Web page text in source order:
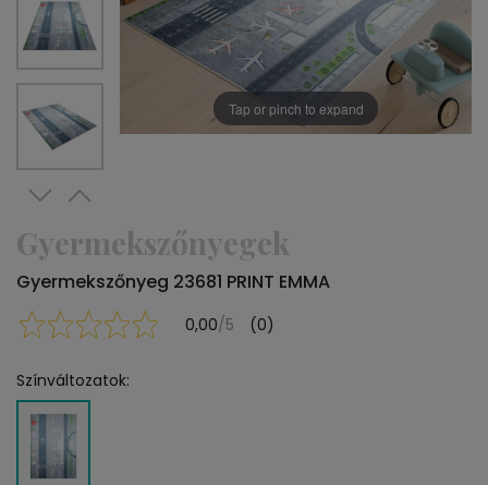
Tap or pinch to expand
Gyermekszőnyegek
Gyermekszőnyeg 23681 PRINT EMMA
0,00/5 (0)
Színváltozatok: